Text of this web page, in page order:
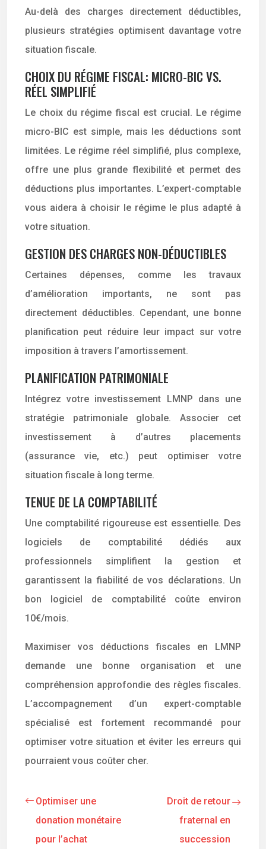
Au-delà des charges directement déductibles,
plusieurs stratégies optimisent davantage votre
situation fiscale.
CHOIX DU RÉGIME FISCAL: MICRO-BIC VS.
RÉEL SIMPLIFIÉ
Le choix du régime fiscal est crucial. Le régime
micro-BIC est simple, mais les déductions sont
limitées. Le régime réel simplifié, plus complexe,
offre une plus grande flexibilité et permet des
déductions plus importantes. L’expert-comptable
vous aidera à choisir le régime le plus adapté à
votre situation.
GESTION DES CHARGES NON-DÉDUCTIBLES
Certaines dépenses, comme les travaux
d’amélioration importants, ne sont pas
directement déductibles. Cependant, une bonne
planification peut réduire leur impact sur votre
imposition à travers l’amortissement.
PLANIFICATION PATRIMONIALE
Intégrez votre investissement LMNP dans une
stratégie patrimoniale globale. Associer cet
investissement à d’autres placements
(assurance vie, etc.) peut optimiser votre
situation fiscale à long terme.
TENUE DE LA COMPTABILITÉ
Une comptabilité rigoureuse est essentielle. Des
logiciels de comptabilité dédiés aux
professionnels simplifient la gestion et
garantissent la fiabilité de vos déclarations. Un
bon logiciel de comptabilité coûte environ
10€/mois.
Maximiser vos déductions fiscales en LMNP
demande une bonne organisation et une
compréhension approfondie des règles fiscales.
L’accompagnement d’un expert-comptable
spécialisé est fortement recommandé pour
optimiser votre situation et éviter les erreurs qui
pourraient vous coûter cher.
Optimiser une
donation monétaire
pour l’achat
Droit de retour
fraternal en
succession